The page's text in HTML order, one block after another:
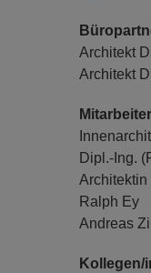
Architekt
Architekt
Dipl.-Ing.
Architektin
Ralph Ey
Andreas
Kollegen/